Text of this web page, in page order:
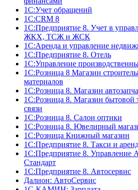
1С:Учет обращений
1C:CRM 8
1С:Предприятие 8. Учет в
ЖКХ, ТСЖ и ЖСК
1С:Аренда и управление
1С:Предприятие 8. Отель
1C:Управление
1С:Розница 8 Магазин
материалов
1С:Розница 8. Магазин
1С:Розница 8. Магазин бытовой
связи
1С:Розница 8. Салон оптики
1С:Розница 8. Ювелирный
1С:Розница Книжный магазин
1C:Предприятие 8. Такси и
1С:Предприятие 8. Управление
Стандарт
1C:Предприятие 8. Автосервис
Далион: АвтоСервис